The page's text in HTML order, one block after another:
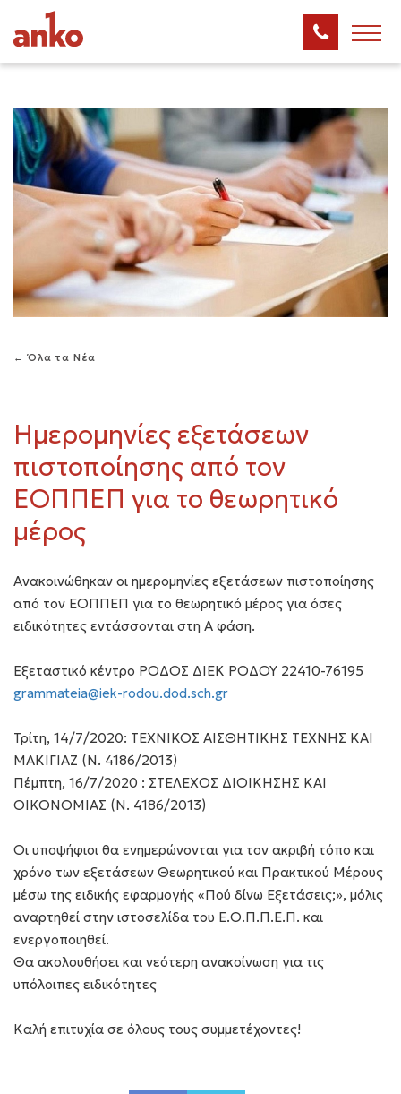
← Όλα τα Νέα
Ημερομηνίες εξετάσεων
πιστοποίησης από τον
ΕΟΠΠΕΠ για το θεωρητικό
μέρος
Aνακοινώθηκαν οι ημερομηνίες εξετάσεων πιστοποίησης
από τον ΕΟΠΠΕΠ για το θεωρητικό μέρος για όσες
ειδικότητες εντάσσονται στη Α φάση.
Εξεταστικό κέντρο ΡΟΔΟΣ ΔΙΕΚ ΡΟΔΟΥ 22410-76195
grammateia@iek-rodou.dod.sch.gr
Τρίτη, 14/7/2020: ΤΕΧΝΙΚΟΣ ΑΙΣΘΗΤΙΚΗΣ ΤΕΧΝΗΣ ΚΑΙ
ΜΑΚΙΓΙΑΖ (Ν. 4186/2013)
Πέμπτη, 16/7/2020 : ΣΤΕΛΕΧΟΣ ΔΙΟΙΚΗΣΗΣ ΚΑΙ
ΟΙΚΟΝΟΜΙΑΣ (Ν. 4186/2013)
Οι υποψήφιοι θα ενημερώνονται για τον ακριβή τόπο και
χρόνο των εξετάσεων Θεωρητικού και Πρακτικού Μέρους
μέσω της ειδικής εφαρμογής «Πού δίνω Εξετάσεις;», μόλις
αναρτηθεί στην ιστοσελίδα του Ε.Ο.Π.Π.Ε.Π. και
ενεργοποιηθεί.
Θα ακολουθήσει και νεότερη ανακοίνωση για τις
υπόλοιπες ειδικότητες
Καλή επιτυχία σε όλους τους συμμετέχοντες!